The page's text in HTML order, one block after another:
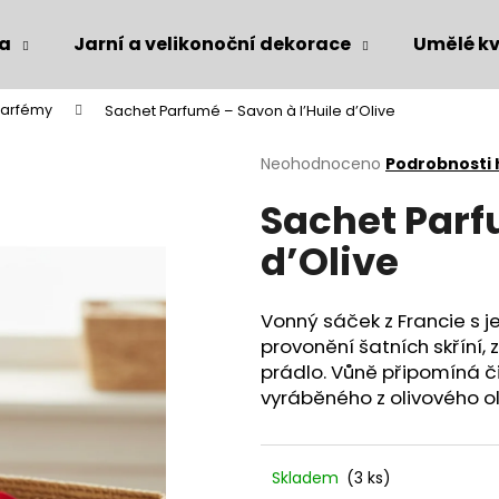
Jarní a velikonoční dekorace Umělé
Sachet Parfumé – Savon à l’Huile d’Olive
Průměrné
produktu
je
0,0
z
hvězdiček.
Neohodnoceno Podrobnosti
Sachet
d’Olive
Vonný sáček z Francie s
provonění šatních skříní,
prádlo. Vůně připomíná
vyráběného z olivového
Skladem (3 ks)
Co potřebujete najít?
HLEDAT
Doporučujeme